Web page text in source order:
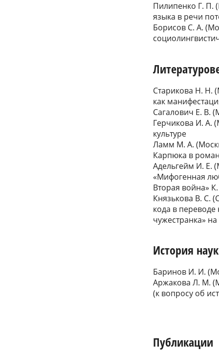
Пилипенко Г. П.
языка в речи
Борисов С. А.
Старикова Н. Н.
как
Сагалович Е. В.
Герчикова И. А.
культуре
Ламм М. А.
Карпюка в
Адельгейм И. Е.
«Мифогенная
Вторая война»
Князькова В. С.
кода в
чужестранка»
История
Баринов И. И.
Аржакова Л. М.
(к вопросу об
Публикации